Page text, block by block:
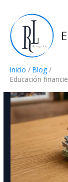
contenido
Inicio
Blog
Educación